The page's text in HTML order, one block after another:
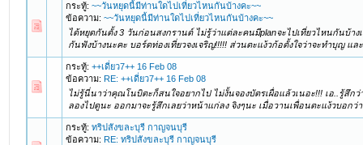
กระทู้:~~วันหยุดนี้มีท่านใดไปเที่ยวไหนกันบ้างคะ~~
ข้อความ:~~วันหยุดนี้มีท่านใดไปเที่ยวไหนกันบ้างคะ~~
ได้หยุดกันตั้ง 3 วันก่อนสงกรานต์ ไม่รู้ว่าแต่ละคนมีplanจะไปเที่ยวไหนกันบ้าง
กันฟังบ้างนะคะ บอร์ดท่องเที่ยวจงเจริญ!!!!! ส่วนตะแง้วก้อตั้งใจว่าจะทำบุญ แล
กระทู้:++เดี่ยว7++ 16 Feb 08
ข้อความ:RE: ++เดี่ยว7++ 16 Feb 08
ไม่รู้นี่นาว่าคุณโนบิตะก็สนใจอยากไป ไม่งั้นจองบัตรเผื่อแล้วเนอะ!!! เอ..รู้สึกว่
ลองไปดูนะ ออกมาจะรู้สึกเลยว่าหน้าแก่ลง จิงๆนะ เมื่อวานเพื่อนตะแง้วบอกว่
กระทู้:ทริปสังขละบุรี กาญจนบุรี
ข้อความ:RE: ทริปสังขละบุรี กาญจนบุรี